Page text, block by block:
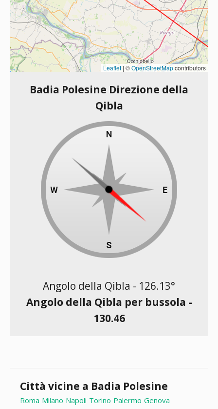
Leaflet | ©OpenStreetMapcontributors
Badia Polesine Direzione della
Qibla
Angolo della Qibla - 126.13°
Angolo della Qibla per bussola -
130.46
Città vicine a Badia Polesine
Roma Milano Napoli Torino Palermo Genova